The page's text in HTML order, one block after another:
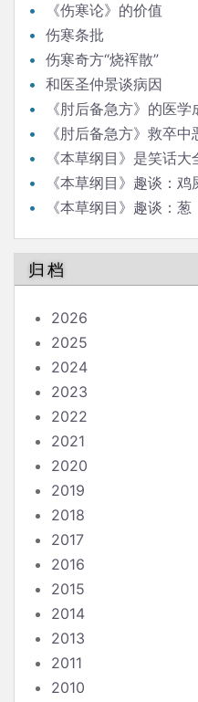
《伤寒论》的价值
伤寒条批
伤寒奇方“烧裈散”
和医圣仲景谈病因
《肘后备急方》的医学
《肘后备急方》救卒
《本草纲目》是笑话大
《本草纲目》趣谈：鸡
《本草纲目》趣谈：葱
归档
2026
2025
2024
2023
2022
2021
2020
2019
2018
2017
2016
2015
2014
2013
2011
2010